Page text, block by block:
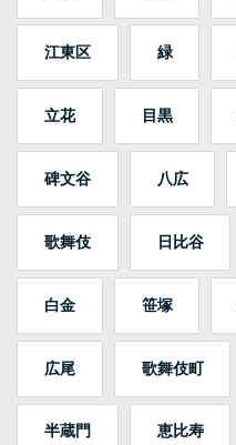
江東区 緑
立花 目黒
碑文谷 八広
歌舞伎 日比谷
白金 笹塚
広尾 歌舞伎町
半蔵門 恵比寿